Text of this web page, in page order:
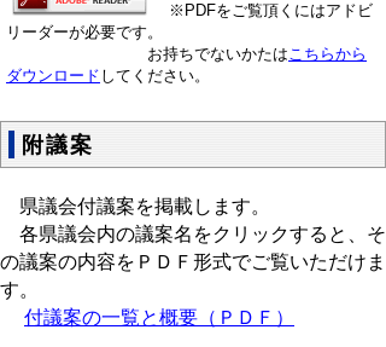
※PDFをご覧頂くにはアドビ
リーダーが必要です。
お持ちでないかたはこちらから
ダウンロード してください。
附議案
県議会付議案を掲載します。
各県議会内の議案名をクリックすると、そ
の議案の内容をＰＤＦ形式でご覧いただけま
す。
付議案の一覧と概要（ＰＤＦ）